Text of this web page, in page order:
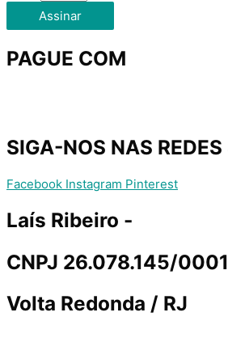
Assinar
PAGUE COM
SIGA-NOS NAS
Facebook Instagram Pinterest
Laís Ribeiro -
CNPJ 26.078.145/
Volta Redonda / RJ